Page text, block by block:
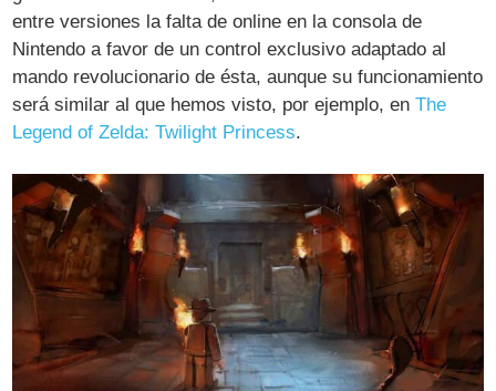
entre versiones la falta de online en la consola de
Nintendo a favor de un control exclusivo adaptado al
mando revolucionario de ésta, aunque su funcionamiento
será similar al que hemos visto, por ejemplo, enThe
Legend of Zelda: Twilight Princess.